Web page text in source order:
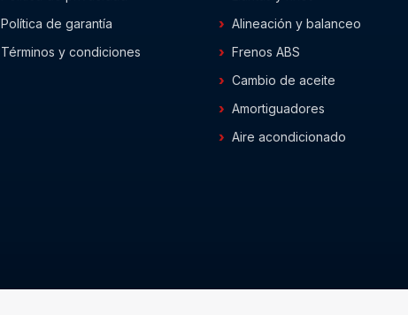
Política de garantía
Términos y condiciones
Alineación y balanceo
Frenos ABS
Cambio de aceite
Amortiguadores
Aire acondicionado